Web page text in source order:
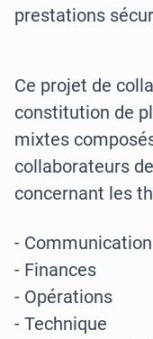
prestations
Ce projet de
constitution de
mixtes
collaborateurs
concernant les
- Communication
- Finances
- Opérations
- Technique